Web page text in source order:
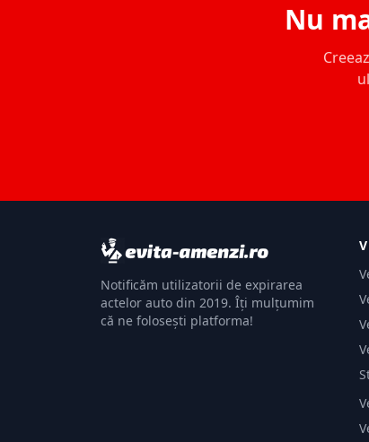
Nu
Notificăm utilizatorii de expirarea
actelor auto din 2019. Îți mulțumim
că ne folosești platforma!